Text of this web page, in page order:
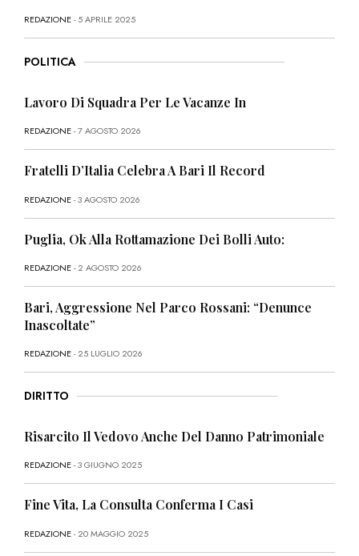
REDAZIONE- 5 APRILE 2025
POLITICA
Lavoro Di Squadra Per Le Vacanze In
REDAZIONE- 7 AGOSTO 2026
Fratelli D’Italia Celebra A Bari Il Record
REDAZIONE- 3 AGOSTO 2026
Puglia, Ok Alla Rottamazione Dei Bolli Auto:
REDAZIONE- 2 AGOSTO 2026
Bari, Aggressione Nel Parco Rossani: “Denunce
Inascoltate”
REDAZIONE- 25 LUGLIO 2026
DIRITTO
Risarcito Il Vedovo Anche Del Danno Patrimoniale
REDAZIONE- 3 GIUGNO 2025
Fine Vita, La Consulta Conferma I Casi
REDAZIONE- 20 MAGGIO 2025